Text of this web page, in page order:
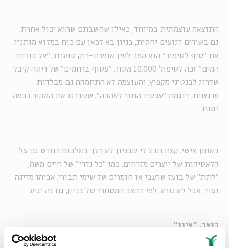
התוצאה עוצמתית במיוחד; כאילו שחשבתם שהוא יכול אחרת.
גם בשירים רגועים יחסית, בניון בא לכאן עם כוח במלוא מותניו.
את "סוף לסיפור" הוא הפך למין אופרת-רוק סוערת, "אל בורות
המים" זכה לטיפול 10,000 מסור, "עטוף ברחמים" של ריטה קיבל
שדרוג לבנטיני מקפיץ, והעוצמה לא התחמקה גם מבלדות
מרגשות, דוגמת "עכשיו התור לאהבה", ששדרגו את המקור בכמה
רמות.
באופן אישי, קצת חבל לי שבניון לא הלך באלבום החדש גם על
קלאסיקות של יוצרים מזרחים, כמו "כל נדרי" של חיים משה,
"לתת" של בועז שרעבי או חומרים של שימי תבורי, אביהו מדינה
ועוד. אבל לא נורא. לפי הקצב המסחרר של בניון, גם זה יגיע.
בוצר, "ציון"